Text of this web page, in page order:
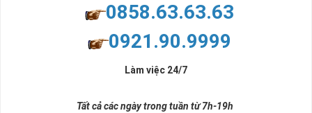
và tính hai mặt. Số 2 thúc giục chúng ta lựa chọn, dựa vào những
đời, nơi bạn phải đưa ra những quyết định quan trọng.
0858.63.63.63
0921.90.9999
Làm việc 24/7
Tất cả các ngày trong tuần từ 7h-19h